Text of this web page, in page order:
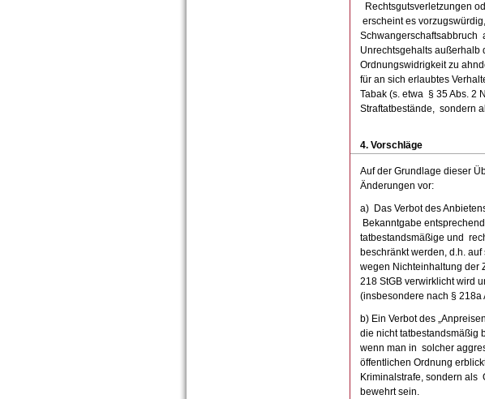
Rechtsgutsverletzungen
erscheint es
Schwangerschaftsabbruch
Unrechtsgehalts außerhalb
Ordnungswidrigkeit zu
für an sich erlaubtes
Tabak (s. etwa § 35 Abs. 2
Straftatbestände, sondern
4. Vorschläge
Auf der Grundlage dieser
Änderungen vor:
a) Das Verbot des
Bekanntgabe
tatbestandsmäßige und
beschränkt werden, d.h.
wegen Nichteinhaltung der
218 StGB verwirklicht wird
(insbesondere nach § 218a
b) Ein Verbot des
die nicht tatbestandsmäßig
wenn man in solcher
öffentlichen Ordnung
Kriminalstrafe, sondern als
bewehrt sein.